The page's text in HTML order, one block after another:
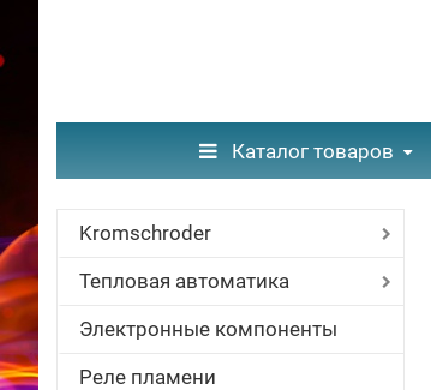
Каталог товаров
Kromschroder
Тепловая автоматика
Электронные компоненты
Реле пламени